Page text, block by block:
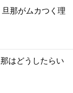
那がムカつく理
はどうしたらい